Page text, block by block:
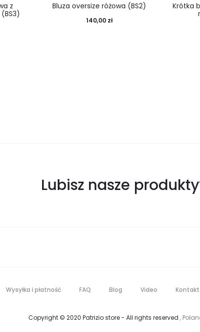
z
Bluza oversize różowa (BS2)
140,00 zł
Krótka
Lubisz nasze
Wysyłka i płatność FAQ Blog Video Kontakt
Copyright © 2020 Patrizio store - All rights reserved ,